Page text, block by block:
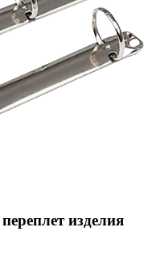
изделия